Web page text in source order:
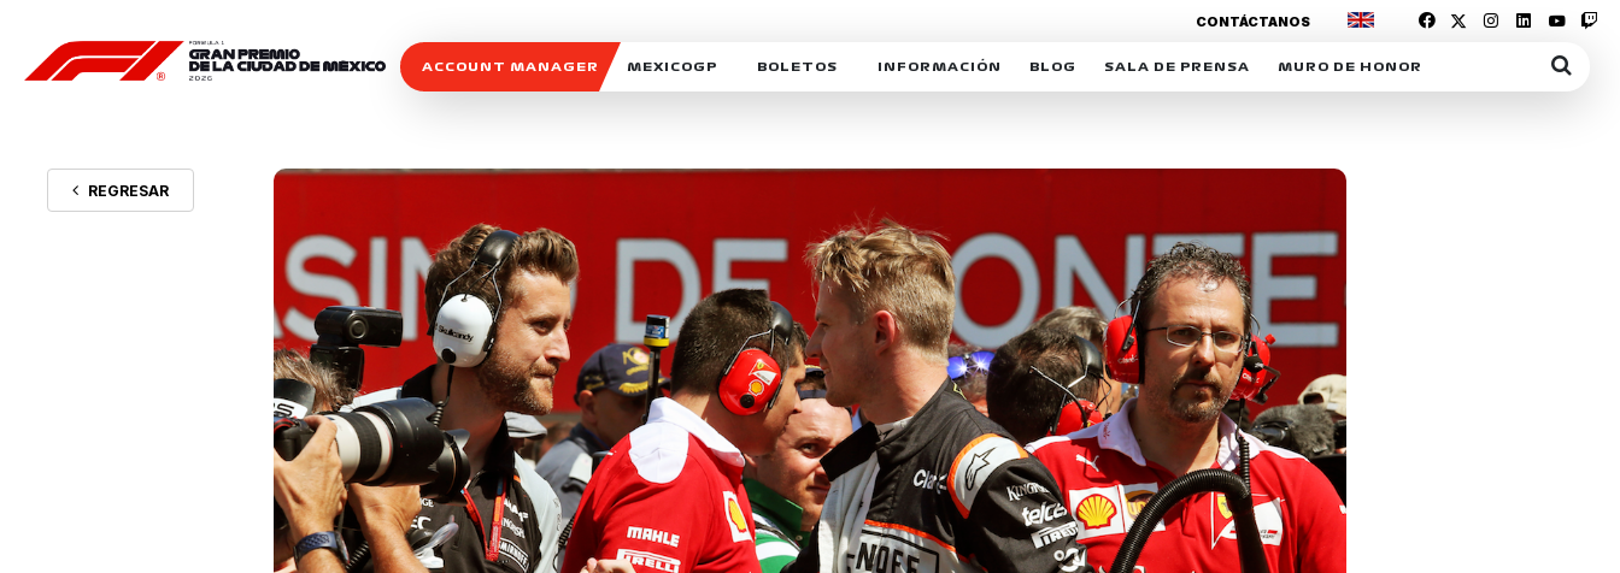
ACCOUNT MANAGER MEXICOGP
CELEBRA CON NOSOTROS
BOLETOS INFORMACIÓN
REFORESTEMOS JUNTOS
MOTORSPORT ACADEMY
VOLUNTARIOS
EXPOSICIÓN FOTOGRÁFICA
CAMPEONATO
PATROCINADORES
LEGALES TICKETMASTER
BLOG
INTERACTIVOS
SALA DE PRENSA MURO DE HONOR
CONTÁCTANOS
REGRESAR